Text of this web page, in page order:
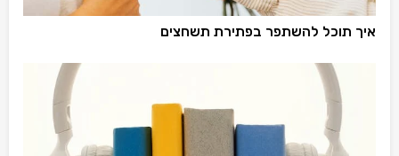
איך תוכל להשתפר בפתירת תשחצים